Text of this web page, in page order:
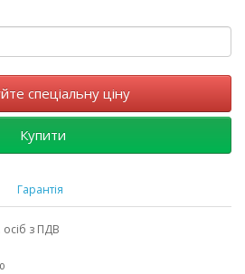
спеціальну ціну
Купити
Гарантія
осіб з ПДВ